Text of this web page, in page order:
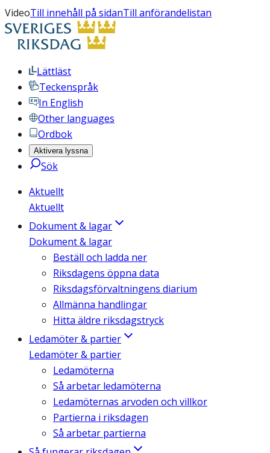
VideoTill innehåll på sidanTill anförandelistan
Lättläst
Teckenspråk
In English
Other languages
Ordbok
Aktivera lyssna
Sök
Aktuellt
Aktuellt
Dokument & lagar
Dokument & lagar
Beställ och ladda ner
Riksdagens öppna data
Riksdagsförvaltningens diarium
Allmänna handlingar
Hitta äldre riksdagstryck
Ledamöter & partier
Ledamöter & partier
Ledamöterna
Så arbetar ledamöterna
Ledamöternas arvoden och villkor
Partierna i riksdagen
Så arbetar partierna